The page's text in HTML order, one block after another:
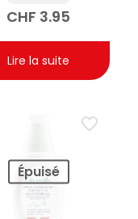
les mains avec
CHF 3.95
Lire la suite
Épuisé